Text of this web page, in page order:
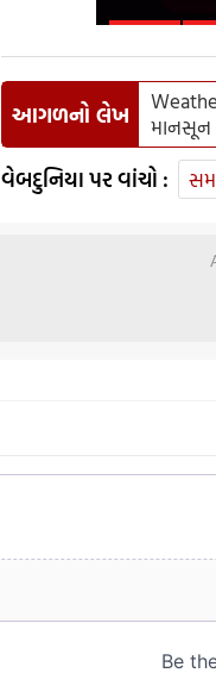
આગળનો લેખ
માનસૂન
વેબદુનિયા પર વાંચો :